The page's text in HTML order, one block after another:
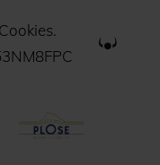
Cookies.